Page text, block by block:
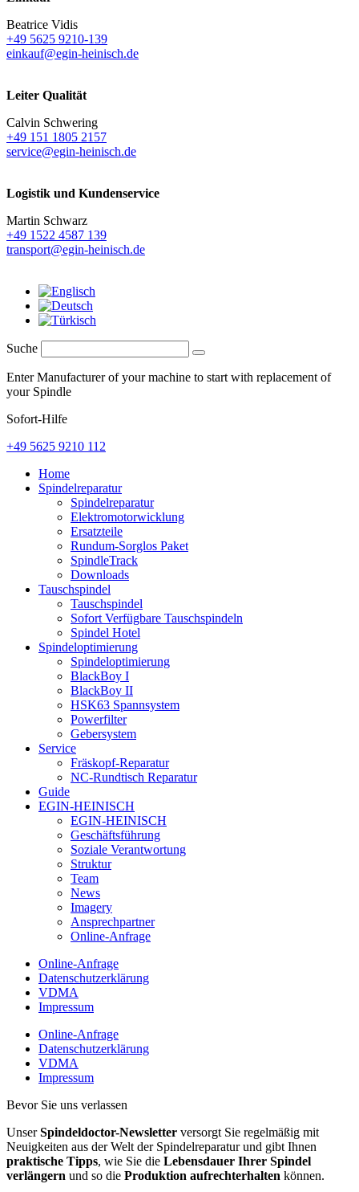
Beatrice Vidis
+49 5625 9210-139
einkauf@egin-heinisch.de
Leiter Qualität
Calvin Schwering
+49 151 1805 2157
service@egin-heinisch.de
Logistik und Kundenservice
Martin Schwarz
+49 1522 4587 139
transport@egin-heinisch.de
Suche
Enter Manufacturer of your machine to start with replacement of
your Spindle
Sofort-Hilfe
+49 5625 9210 112
Home
Spindelreparatur
Spindelreparatur
Elektromotorwicklung
Ersatzteile
Rundum-Sorglos Paket
SpindleTrack
Downloads
Tauschspindel
Tauschspindel
Sofort Verfügbare Tauschspindeln
Spindel Hotel
Spindeloptimierung
Spindeloptimierung
BlackBoy I
BlackBoy II
HSK63 Spannsystem
Powerfilter
Gebersystem
Service
Fräskopf-Reparatur
NC-Rundtisch Reparatur
Guide
EGIN-HEINISCH
EGIN-HEINISCH
Geschäftsführung
Soziale Verantwortung
Struktur
Team
News
Imagery
Ansprechpartner
Online-Anfrage
Online-Anfrage
Datenschutzerklärung
VDMA
Impressum
Online-Anfrage
Datenschutzerklärung
VDMA
Impressum
Bevor Sie uns verlassen
UnserSpindeldoctor-Newsletter versorgt Sie regelmäßig mit
Neuigkeiten aus der Welt der Spindelreparatur und gibt Ihnen
praktische Tipps, wie Sie die Lebensdauer Ihrer Spindel
verlängern und so die Produktion aufrechterhalten können.